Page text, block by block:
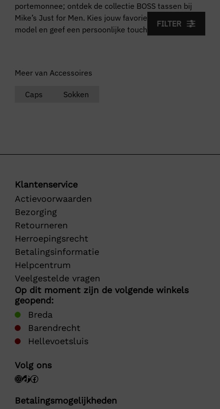
FILTER
portemonnee; ontdek de collectie BOSS tassen bij
Mike’s Just for Men. Kies jouw favoriete kleur, print of
model en geef een persoonlijke touch aan je outfit.
Meer van Accessoires
Caps Sokken
Klantenservice
Actievoorwaarden
Bezorging
Retourneren
Herroepingsrecht
Betalingsinformatie
Helpcentrum
Veelgestelde vragen
Op dit moment zijn de volgende winkels
geopend:
Breda
Barendrecht
Hellevoetsluis
Volg ons
Betalingsmogelijkheden